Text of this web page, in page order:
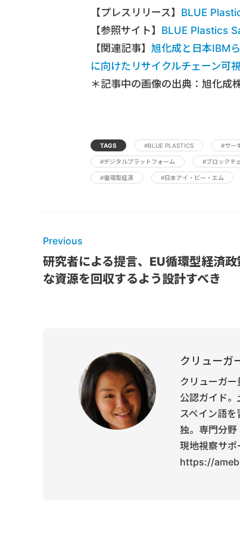
【プレスリリース】 BLUE
【参照サイト】 BLUE Plastics
【関連記事】 旭化成と日本IBM
に向けたリサイクルチェーン可
＊記事中の画像の出典：旭化成
TAGS #BLUE PLASTICS #サー
#デジタルプラットフォーム #ブロックチ
#循環型経済 #日本アイ・ビー・エム
Previous
研究者による提言、EU循環型経済
な資源を回収するよう設計すべき
クリューガ
クリューガ
公認ガイド
スペイン語
独。専門分
現地視察サポ
https://